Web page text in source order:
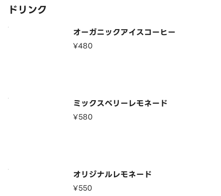
ドリンク
オーガニックアイスコーヒー
¥480
ミックスベリーレモネード
¥580
オリジナルレモネード
¥550